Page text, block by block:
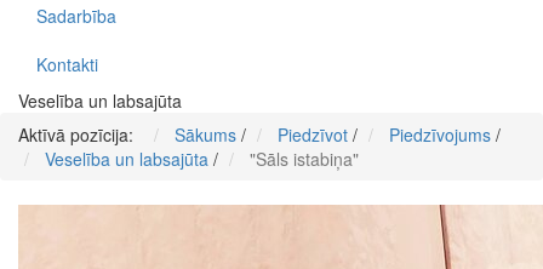
Sadarbība
Kontakti
Veselība un labsajūta
Aktīvā pozīcija:
Sākums / Piedzīvot / Piedzīvojums /
Veselība un labsajūta / "Sāls istabiņa"